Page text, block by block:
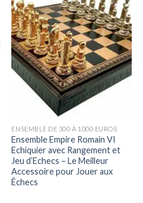
ENSEMBLE DE 500 À 1000 EUROS
Ensemble Empire Romain VI
Echiquier avec Rangement et
Jeu d’Echecs – Le Meilleur
Accessoire pour Jouer aux
Échecs